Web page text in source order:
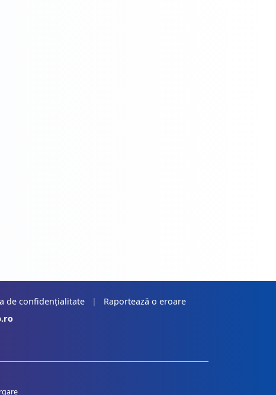
de confidențialitate |
Raportează o eroare